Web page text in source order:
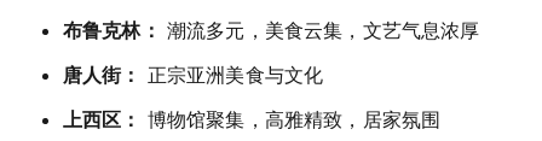
布鲁克林： 潮流多元，美食云集，文艺气息浓厚
唐人街：
正宗亚洲美食与文化
上西区： 博物馆聚集，高雅精致，居家氛围